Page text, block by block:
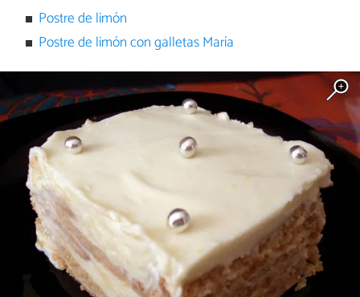
Postre de limón
Postre de limón con galletas María